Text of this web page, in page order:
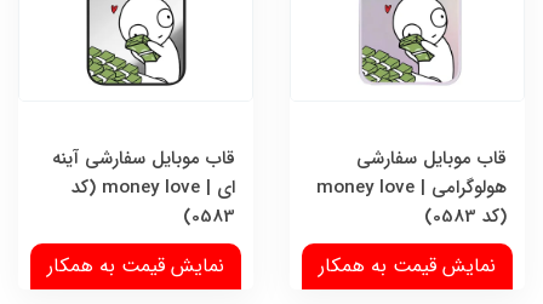
قاب موبایل سفارشی
هولوگرامی | money love
(کد 0583)
نمایش قیمت به همکار
قاب موبایل سفارشی آینه
ای | money love (کد
0583)
نمایش قیمت به همکار